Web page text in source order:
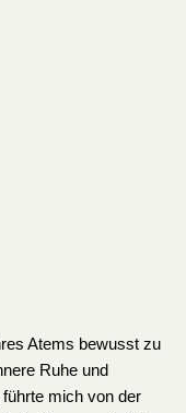
Atems bewusst zu
Ruhe und
mich von der